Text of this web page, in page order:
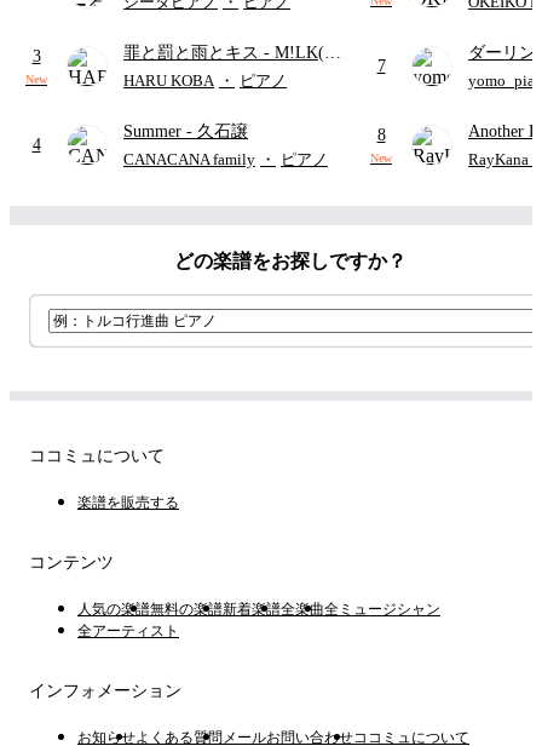
3
New
罪と罰と雨とキス - M!LK(佐
野勇斗&吉田仁人)
HARU KOBA ・ ピアノ
4
Summer - 久石譲
CANACANA family ・ ピアノ
7
ダーリン
APPLE (
8
New
Another
Hurwitz
RayKana
どの楽譜をお探しですか？
ココミュについて
楽譜を販売する
コンテンツ
人気の楽譜無料の楽譜新着楽譜全楽曲全ミュージシャン
全アーティスト
インフォメーション
お知らせよくある質問 メールお問い合わせココミュについて